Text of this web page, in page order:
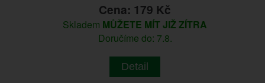
Cena: 179 Kč
Skladem MŮŽETE MÍT JIŽ ZÍTRA
Doručíme do: 7.8.
Detail